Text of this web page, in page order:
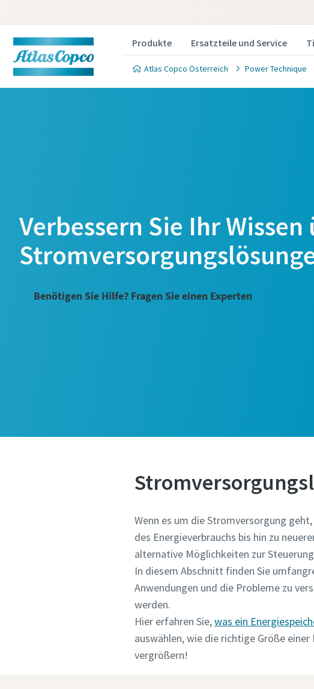
Produkte Ersatzteile und Service
Atlas Copco Österreich Power Technique
Verbessern Sie Ihr Wissen
Benötigen Sie Hilfe? Fragen Sie einen Experten
Wenn es um die Stromversorgung
des Energieverbrauchs bis hin zu
alternative Möglichkeiten zur
In diesem Abschnitt finden Sie
Anwendungen und die Probleme zu
werden.
Hier erfahren Sie,was ein
auswählen, wie die richtige Größe
vergrößern!